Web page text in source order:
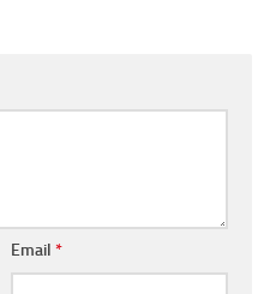
Email *